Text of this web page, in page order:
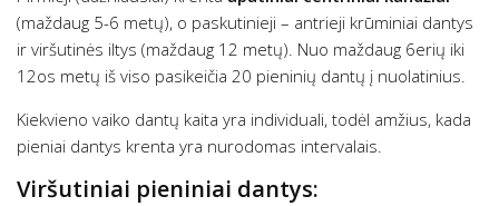
(maždaug 5-6 metų), o paskutinieji – antrieji krūminiai dantys
ir viršutinės iltys (maždaug 12 metų). Nuo maždaug 6erių iki
12os metų iš viso pasikeičia 20 pieninių dantų į nuolatinius.
Kiekvieno vaiko dantų kaita yra individuali, todėl amžius, kada
pieniai dantys krenta yra nurodomas intervalais.
Viršutiniai pieniniai dantys: